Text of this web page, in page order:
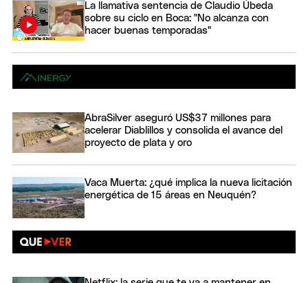
La llamativa sentencia de Claudio Úbeda
sobre su ciclo en Boca: "No alcanza con
hacer buenas temporadas"
AbraSilver aseguró US$37 millones para
acelerar Diablillos y consolida el avance del
proyecto de plata y oro
Vaca Muerta: ¿qué implica la nueva licitación
energética de 15 áreas en Neuquén?